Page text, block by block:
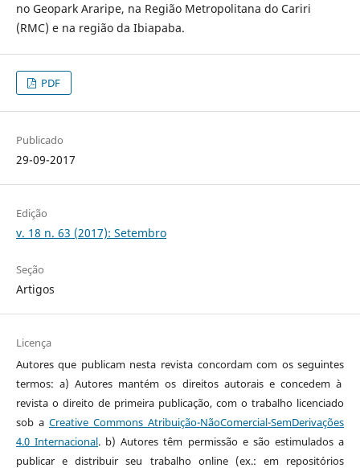
no Geopark Araripe, na Região Metropolitana do Cariri
(RMC) e na região da Ibiapaba.
PDF
Publicado
29-09-2017
Edição
v. 18 n. 63 (2017): Setembro
Seção
Artigos
Licença
Autores que publicam nesta revista concordam com os seguintes
termos: a) Autores mantém os direitos autorais e concedem à
revista o direito de primeira publicação, com o trabalho licenciado
sob a Creative Commons Atribuição-NãoComercial-SemDerivações
4.0 Internacional. b) Autores têm permissão e são estimulados a
publicar e distribuir seu trabalho online (ex.: em repositórios